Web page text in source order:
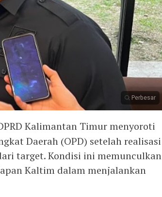
Perbesar
Kalimantan Timur menyoroti
Daerah (OPD) setelah realisasi
target. Kondisi ini memunculkan
Kaltim dalam menjalankan